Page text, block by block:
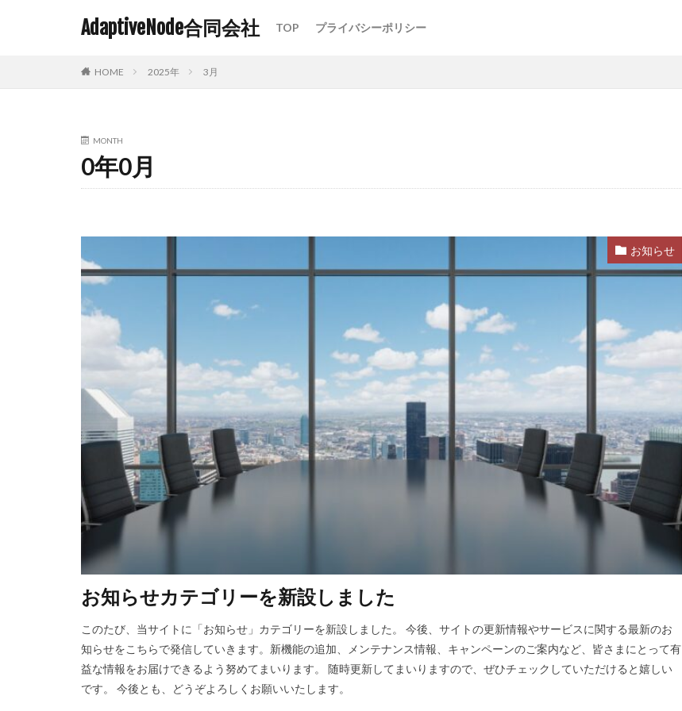
AdaptiveNode合同会社 TOP プライバシーポリシー
HOME 2025年 3月
MONTH
0年0月
お知らせ
お知らせカテゴリーを新設しました
このたび、当サイトに「お知らせ」カテゴリーを新設しました。 今後、サイトの更新情報やサービスに関する最新のお
知らせをこちらで発信していきます。新機能の追加、メンテナンス情報、キャンペーンのご案内など、皆さまにとって有
益な情報をお届けできるよう努めてまいります。 随時更新してまいりますので、ぜひチェックしていただけると嬉しい
です。 今後とも、どうぞよろしくお願いいたします。